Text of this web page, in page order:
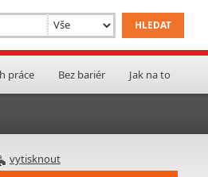
práce Bez bariér Jak na to
vytisknout